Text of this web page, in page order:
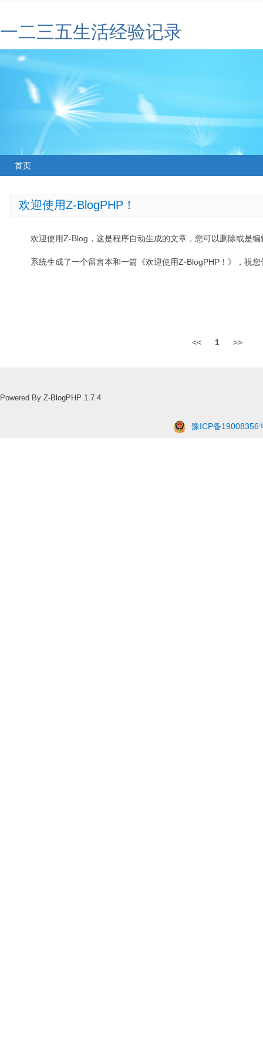
一二三五生活经验记录
首页
欢迎使用Z-BlogPHP！
欢迎使用Z-Blog，这是程序自动生成的文章，您可以删除或是编
系统生成了一个留言本和一篇《欢迎使用Z-BlogPHP！》，祝
<< 1 >>
Powered By Z-BlogPHP 1.7.4
豫ICP备19008356